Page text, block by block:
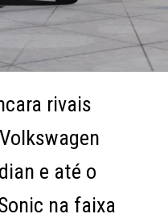
rivais
e até o
na faixa
rivais
e até o
na faixa